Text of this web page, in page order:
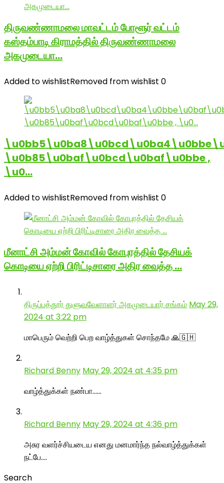
திருவண்ணாமலை மாவட்டம் போளூர் வட்டம்
கஸ்தம்பாடி கிராமத்தில் திருவண்ணாமலை
அகமுடையா…
Added to wishlistRemoved from wishlist 0
\u0b85\u0baf\u0bcd\u0baf\u0bbe ,
\u0…
Added to wishlistRemoved from wishlist 0
மீனாட்சி அம்மன் கோவில் கோபுரத்தில் தேசியக்
கொடியை ஏற்றி பிரிட்டிசாரை அதிர வைத்த …
திருப்பத்தூர் துளுவவேளாளர் அகமுடையார் சங்கம் May 29,
2024 at 3:22 pm
மாபெரும் வெற்றி பெற வாழ்த்துகள் சொந்தமே 🙏🇬🇭
Richard Benny May 29, 2024 at 4:35 pm
வாழ்த்துக்கள் நண்பா……
Richard Benny May 29, 2024 at 4:36 pm
அசுர வளர்ச்சியடைய எனது மனமார்ந்த நல்வாழ்த்துக்கள்
நட்பே….
Search